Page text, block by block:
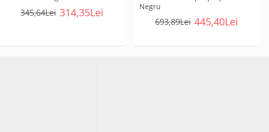
314,35Lei
345,64Lei
Negru
445,40Lei
693,89Lei